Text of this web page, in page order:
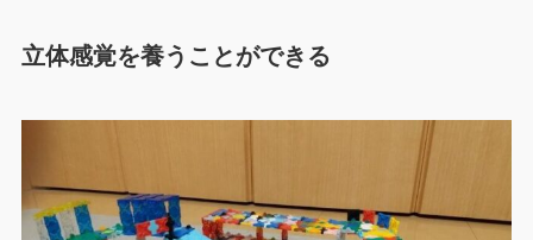
立体感覚を養うことができる